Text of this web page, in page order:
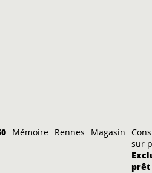
Mémoire Rennes Magasin
sur
prêt